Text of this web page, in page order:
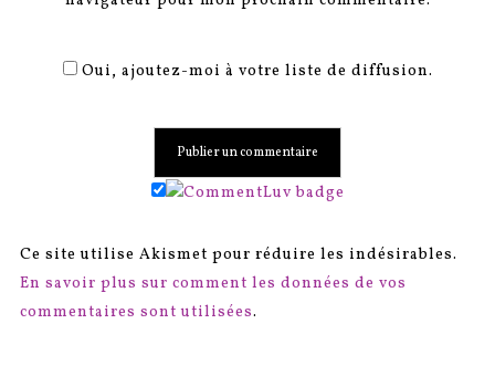
Oui, ajoutez-moi à votre liste de diffusion.
Ce site utilise Akismet pour réduire les indésirables.
En savoir plus sur comment les données de vos
commentaires sont utilisées.